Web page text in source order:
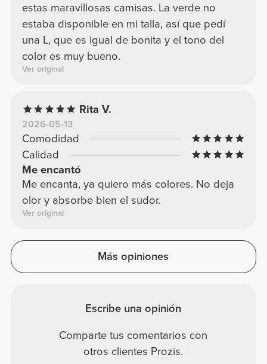
estas maravillosas camisas. La verde no
estaba disponible en mi talla, así que pedí
una L, que es igual de bonita y el tono del
color es muy bueno.
Ver original
Rita V.
2026-05-13
Comodidad
Calidad
Me encantó
Me encanta, ya quiero más colores. No deja
olor y absorbe bien el sudor.
Ver original
Más opiniones
Escribe una opinión
Comparte tus comentarios con
otros clientes Prozis.